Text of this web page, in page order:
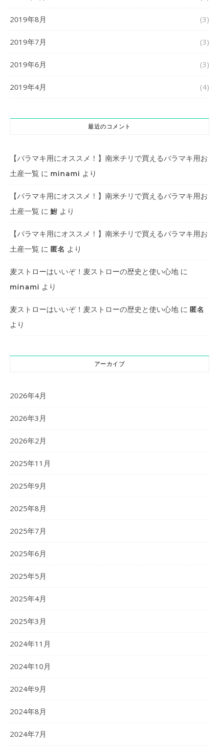
2019年8月 (3)
2019年7月 (3)
2019年6月 (3)
2019年4月 (4)
最近のコメント
【バラマキ用にオススメ！】南米チリで買えるバラマキ用お
土産一覧 に minami より
【バラマキ用にオススメ！】南米チリで買えるバラマキ用お
土産一覧 に 鮒 より
【バラマキ用にオススメ！】南米チリで買えるバラマキ用お
土産一覧 に 匿名 より
麦ストローはいいぞ！麦ストローの歴史と使い心地 に
minami より
麦ストローはいいぞ！麦ストローの歴史と使い心地 に 匿名
より
アーカイブ
2026年4月
2026年3月
2026年2月
2025年11月
2025年9月
2025年8月
2025年7月
2025年6月
2025年5月
2025年4月
2025年3月
2024年11月
2024年10月
2024年9月
2024年8月
2024年7月